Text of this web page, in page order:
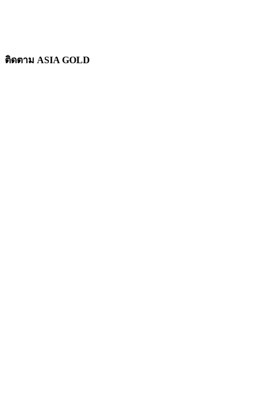
ติดตาม ASIA GOLD